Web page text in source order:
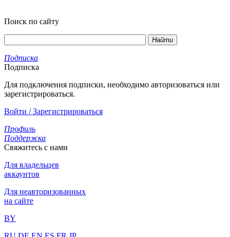
Поиск по сайту
Найти
Подписка
Подписка
Для подключения подписки, необходимо авторизоваться или
зарегистрироваться.
Войти / Зарегистрироваться
Профиль
Поддержка
Свяжитесь с нами
Для владельцев
аккаунтов
Для неавторизованных
на сайте
BY